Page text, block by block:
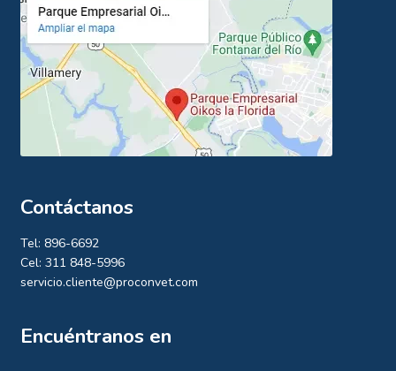
Contáctanos
Tel: 896-6692
Cel: 311 848-5996
servicio.cliente@proconvet.com
Encuéntranos en